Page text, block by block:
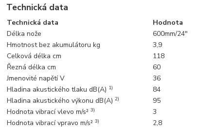
Technická data
Technická data
Hodnota
Délka nože
600mm/24"
Hmotnost bez akumulátoru kg
3,9
Celková délka cm
118
Řezná délka cm
60
Jmenovité napětí V
36
Hladina akustického tlaku dB(A) 1)
84
Hladina akustického výkonu dB(A)2)
95
Hodnota vibrací vlevo m/s²3)
3
Hodnota vibrací vpravo m/s²3)
2,8